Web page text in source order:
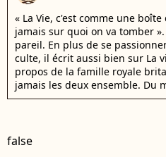
« La Vie, c'est comme une
jamais sur quoi on va tomber ».
pareil. En plus de se
culte, il écrit aussi bien sur La
propos de la famille royale
jamais les deux ensemble. Du
false